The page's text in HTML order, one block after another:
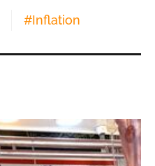
#Inflation